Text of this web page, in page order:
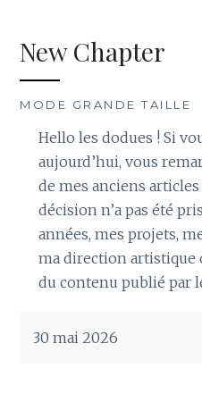
New Chapter
MODE GRANDE TAILLE
Hello les dodues ! Si
aujourd’hui, vous
de mes anciens
décision n’a pas été
années, mes projets,
ma direction artistique
du contenu publié par
30 mai 2026